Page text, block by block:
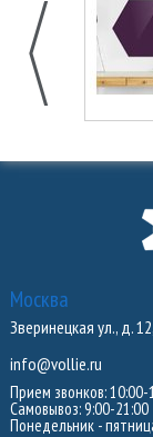
Москва
Зверинецкая ул., д.
info@vollie.ru
Прием звонков: 10:00-
Самовывоз: 9:00-21:00
Понедельник -